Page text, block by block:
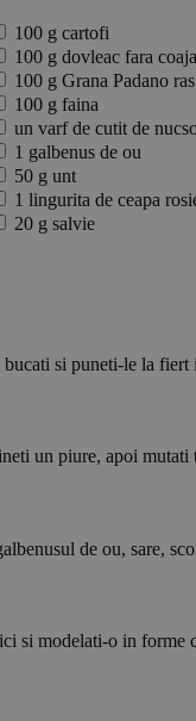
100 g cartofi
100 g dovleac fara coaja
100 g Grana Padano ras
100 g faina
un varf de cutit de
1 galbenus de ou
50 g unt
1 lingurita de ceapa
20 g salvie
si puneti-le la fiert
un piure, apoi mutati
de ou, sare,
si modelati-o in